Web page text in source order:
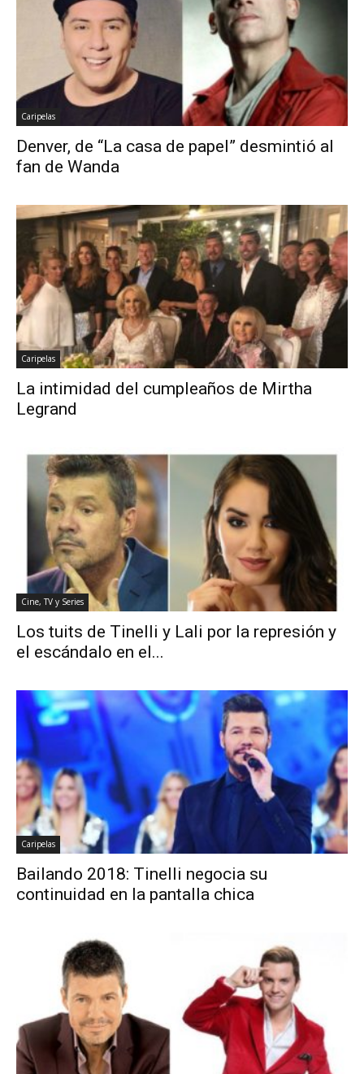
Caripelas
Denver, de “La casa de papel” desmintió al
fan de Wanda
Caripelas
La intimidad del cumpleaños de Mirtha
Legrand
Cine, TV y Series
Los tuits de Tinelli y Lali por la represión y
el escándalo en el...
Caripelas
Bailando 2018: Tinelli negocia su
continuidad en la pantalla chica